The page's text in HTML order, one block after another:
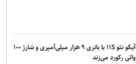
آیکو نئو ۱۱S با باتری ۹ هزار میلی‌آمپری و شارژ ۱۰۰
واتی رکورد می‌زند